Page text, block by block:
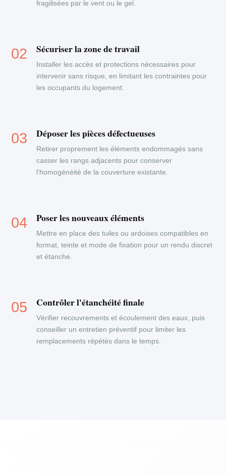
fragilisées par le vent ou le gel.
Sécuriser la zone de travail
Installer les accès et protections nécessaires pour
intervenir sans risque, en limitant les contraintes pour
les occupants du logement.
Déposer les pièces défectueuses
Retirer proprement les éléments endommagés sans
casser les rangs adjacents pour conserver
l'homogénéité de la couverture existante.
Poser les nouveaux éléments
Mettre en place des tuiles ou ardoises compatibles en
format, teinte et mode de fixation pour un rendu discret
et étanche.
Contrôler l'étanchéité finale
Vérifier recouvrements et écoulement des eaux, puis
conseiller un entretien préventif pour limiter les
remplacements répétés dans le temps.